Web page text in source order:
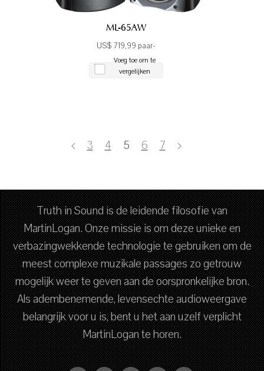
ML-65AW
US$ 719,99 paar-
Voeg toe om te
vergelijken
3 4 5 6 7
Truth in Sound is de leidende filosofie van
MartinLogan. Onze missie is om deze unieke en
verbazingwekkende technologie te gebruiken om de
meest complexe muzikale passages zo getrouw
mogelijk weer te geven aan de oorspronkelijke bron.
Als adembenemende, levensechte audioweergave
belangrijk voor u is, bent u het aan uzelf verplicht
MartinLogan te horen.